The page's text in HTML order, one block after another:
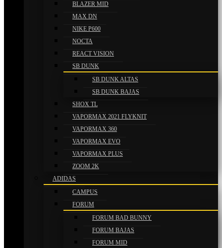
BLAZER MID
MAX DN
NIKE P600
NOCTA
REACT VISION
SB DUNK
SB DUNK ALTAS
SB DUNK BAJAS
SHOX TL
VAPORMAX 2021 FLYKNIT
VAPORMAX 360
VAPORMAX EVO
VAPORMAX PLUS
ZOOM 2K
ADIDAS
CAMPUS
FORUM
FORUM BAD BUNNY
FORUM BAJAS
FORUM MID